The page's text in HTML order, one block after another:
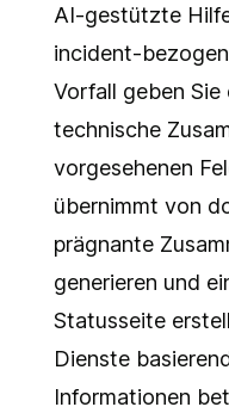
AI-gestützte
incident-
Vorfall geben
technische
vorgesehenen
übernimmt von
prägnante
generieren und
Statusseite
Dienste
Informationen